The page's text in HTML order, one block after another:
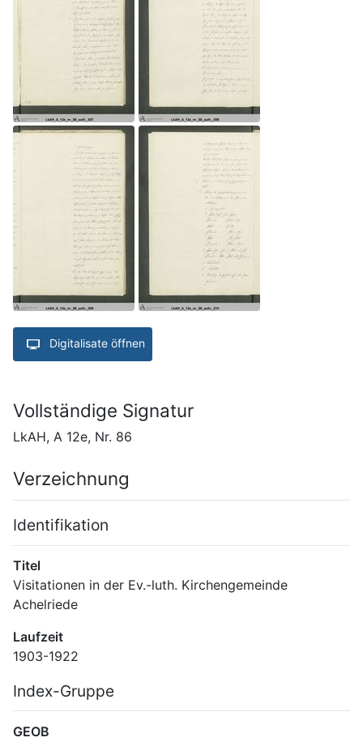
Digitalisate öffnen
Vollständige Signatur
LkAH, A 12e, Nr. 86
Verzeichnung
Identifikation
Titel
Visitationen in der Ev.-luth. Kirchengemeinde
Achelriede
Laufzeit
1903-1922
Index-Gruppe
GEOB